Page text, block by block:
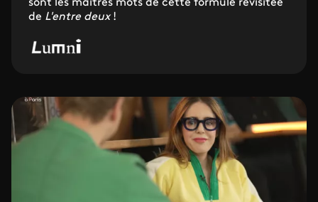
sont les maîtres mots de cette formule revisitée
de L'entre deux!